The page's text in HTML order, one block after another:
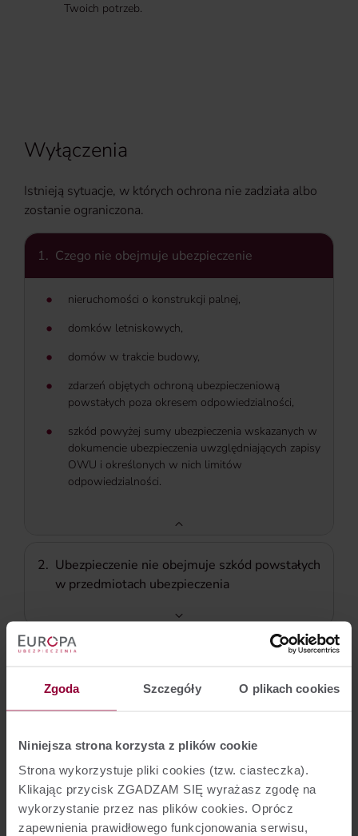
Zgoda Szczegóły O plikach cookies
Niniejsza strona korzysta z plików cookie
Strona wykorzystuje pliki cookies (tzw. ciasteczka).
Klikając przycisk ZGADZAM SIĘ wyrażasz zgodę na
wykorzystanie przez nas plików cookies. Oprócz
zapewnienia prawidłowego funkcjonowania serwisu,
Twoich potrzeb.
Wyłączenia
Istnieją sytuacje, w których ochrona nie zadziała albo
zostanie ograniczona.
1. Czego nie obejmuje ubezpieczenie
nieruchomości o konstrukcji palnej,
domków letniskowych,
domów w trakcie budowy,
zdarzeń objętych ochroną ubezpieczeniową
powstałych poza okresem odpowiedzialności,
szkód powyżej sumy ubezpieczenia wskazanych w
dokumencie ubezpieczenia uwzględniających zapisy
OWU i określonych w nich limitów
odpowiedzialności.
2. Ubezpieczenie nie obejmuje szkód powstałych
w przedmiotach ubezpieczenia
3. Szkody nieobjęte odpowiedzialnością
4. Szkody spowodowane umyślnie, rażącym
niedbalstwem lub pod wpływem używek